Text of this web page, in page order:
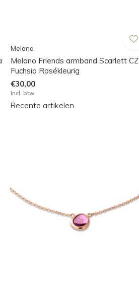
Melano
Melano Friends armband Scarlett CZ
Fuchsia Rosékleurig
€30,00
Incl. btw
Recente artikelen